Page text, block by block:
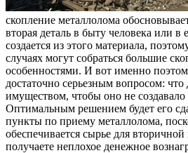
скопление металлолома
вторая деталь в быту человека или в
создается из этого материала,
случаях могут собраться большие
особенностями. И вот именно
достаточно серьезным вопросом: что
имуществом, чтобы оно не создавало
Оптимальным решением будет его
пункты по приему металлолома,
обеспечивается сырье для
получаете неплохое денежное